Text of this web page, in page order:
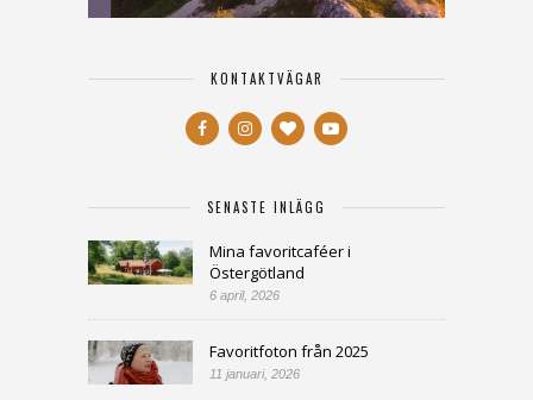
KONTAKTVÄGAR
SENASTE INLÄGG
Mina favoritcaféer i
Östergötland
6 april, 2026
Favoritfoton från 2025
11 januari, 2026